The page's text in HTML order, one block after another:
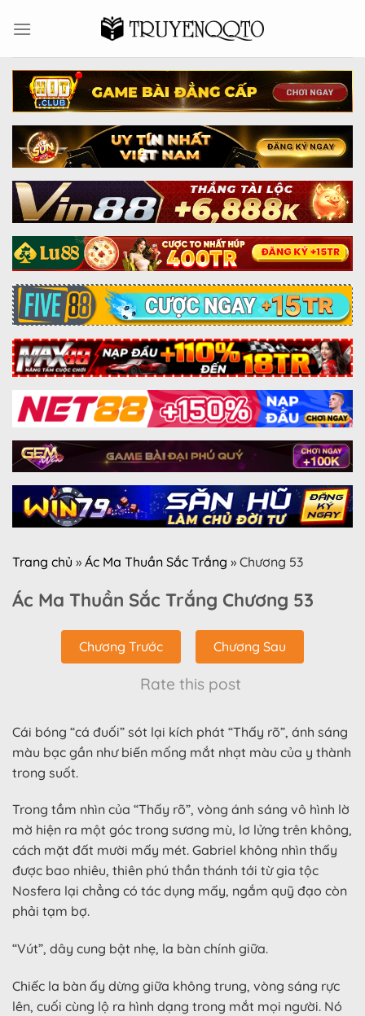
Trang chủ » Ác Ma Thuần Sắc Trắng » Chương 53
Ác Ma Thuần Sắc Trắng Chương 53
Chương Trước Chương Sau
Rate this post
Cái bóng “cá đuối” sót lại kích phát “Thấy rõ”, ánh sáng
màu bạc gần như biến mống mắt nhạt màu của y thành
trong suốt.
Trong tầm nhìn của “Thấy rõ”, vòng ánh sáng vô hình lờ
mờ hiện ra một góc trong sương mù, lơ lửng trên không,
cách mặt đất mười mấy mét. Gabriel không nhìn thấy
được bao nhiêu, thiên phú thần thánh tới từ gia tộc
Nosfera lại chẳng có tác dụng mấy, ngắm quỹ đạo còn
phải tạm bợ.
“Vút”, dây cung bật nhẹ, la bàn chính giữa.
Chiếc la bàn ấy dừng giữa không trung, vòng sáng rực
lên, cuối cùng lộ ra hình dạng trong mắt mọi người. Nó